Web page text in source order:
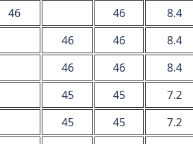
46 46 8.4
46 46 8.4
46 46 8.4
45 45 7.2
45 45 7.2